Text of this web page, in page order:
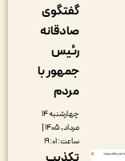
گفتگوی
صادقانه
جمهور با
چهارشنبه ۱۴
مرداد, ۱۴۰۵ |